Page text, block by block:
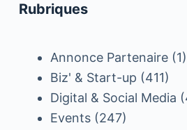
Rubriques
Annonce Partenaire(1)
Biz' & Start-up (411)
Digital & Social Media
Events(247)